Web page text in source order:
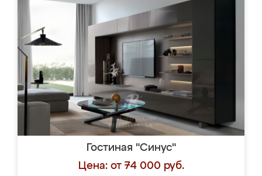
Гостиная "Синус"
Цена: от 74 000 руб.